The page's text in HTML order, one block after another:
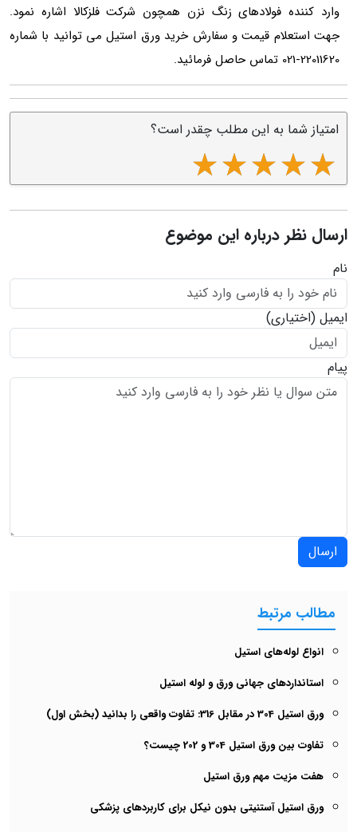
وارد کننده فولادهای زنگ نزن همچون شرکت فلزکالا اشاره نمود.
جهت استعلام قیمت و سفارش خرید ورق استیل می توانید با شماره
22011620-021 تماس حاصل فرمائید.
امتیاز شما به این مطلب چقدر است؟
ارسال نظر درباره این موضوع
نام
ایمیل (اختیاری)
پیام
ارسال
مطالب مرتبط
انواع لوله‌های استیل
استانداردهای جهانی ورق و لوله استیل
ورق استیل 304 در مقابل 316: تفاوت واقعی را بدانید (بخش اول)
تفاوت بین ورق استیل 304 و 202 چیست؟
هفت مزیت مهم ورق استیل
ورق استیل آستنیتی بدون نیکل برای کاربردهای پزشکی